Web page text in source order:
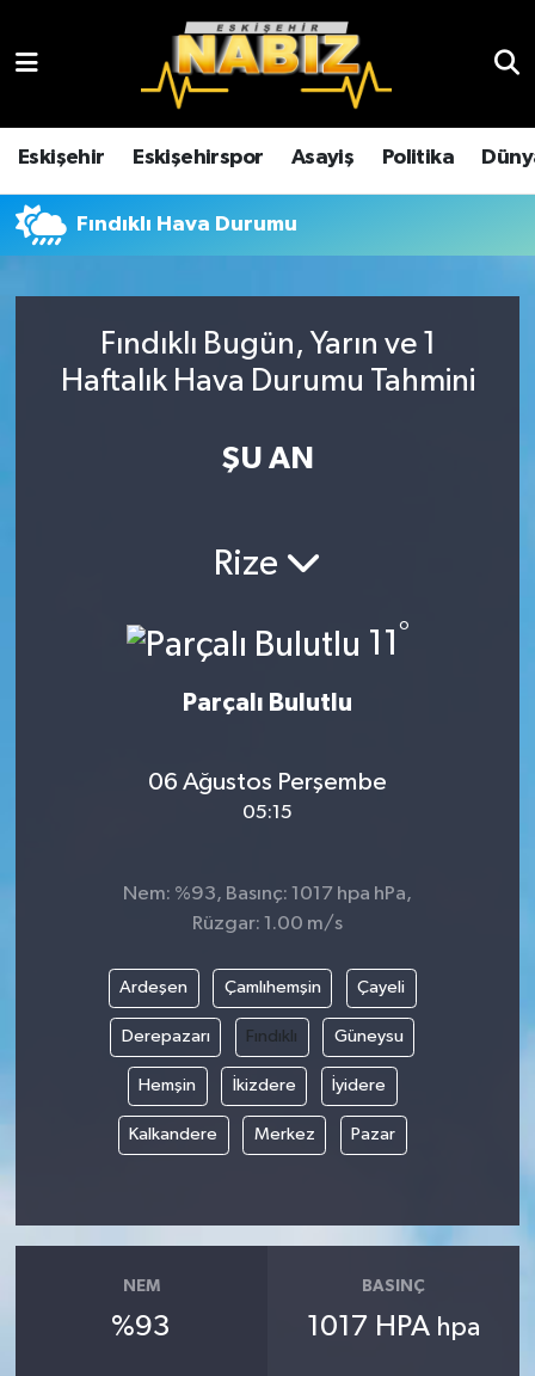
Eskişehir Eskişehirspor Asayiş Politika
Fındıklı Hava Durumu
Fındıklı Bugün, Yarın ve 1
Haftalık Hava Durumu Tahmini
ŞU AN
Rize
11 °
Parçalı Bulutlu
06 Ağustos Perşembe
05:15
Nem: %93, Basınç: 1017 hpa hPa,
Rüzgar: 1.00 m/s
Ardeşen Çamlıhemşin Çayeli
Derepazarı Fındıklı Güneysu
Hemşin İkizdere İyidere
Kalkandere Merkez Pazar
NEM
%93
BASINÇ
1017 HPA hpa
Çevre
Dünya
Ekonomi
Eskişehir
Kültür Sanat
Yaşam
Yurttan
Eskişehir Hava Durumu
Eskişehir Trafik Yoğunluk Haritası
TFF 3.Lig 4.Grup Puan Durumu ve Fikstür
Son Dakika Haberleri
Haber Arşivi